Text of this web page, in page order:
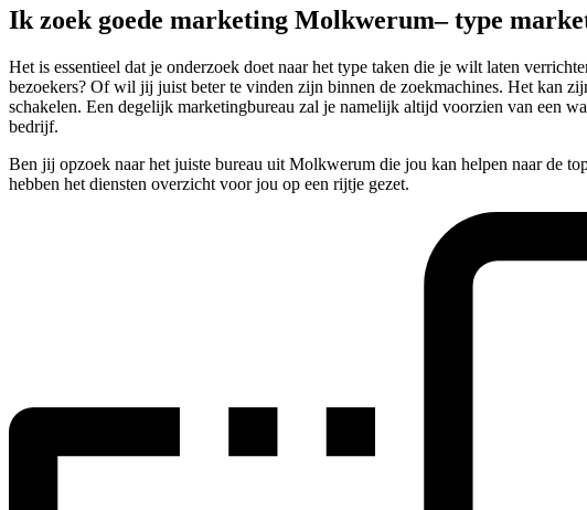
Ik zoek goede marketing Molkwerum– type
Het is essentieel dat je onderzoek doet naar het type taken die je wilt laten
bezoekers? Of wil jij juist beter te vinden zijn binnen de zoekmachines. Het kan
schakelen. Een degelijk marketingbureau zal je namelijk altijd voorzien van een
bedrijf.
Ben jij opzoek naar het juiste bureau uit Molkwerum die jou kan helpen naar de
hebben het diensten overzicht voor jou op een rijtje gezet.